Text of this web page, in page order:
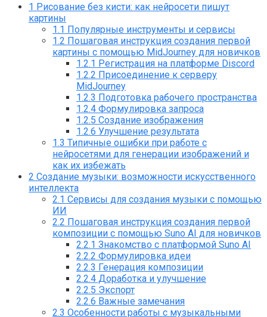
1 Рисование без кисти: как нейросети пишут
картины
1.1 Популярные инструменты и сервисы
1.2 Пошаговая инструкция создания первой
картины с помощью MidJourney для новичков
1.2.1 Регистрация на платформе Discord
1.2.2 Присоединение к серверу
MidJourney
1.2.3 Подготовка рабочего пространства
1.2.4 Формулировка запроса
1.2.5 Создание изображения
1.2.6 Улучшение результата
1.3 Типичные ошибки при работе с
нейросетями для генерации изображений и
как их избежать
2 Создание музыки: возможности искусственного
интеллекта
2.1 Сервисы для создания музыки с помощью
ИИ
2.2 Пошаговая инструкция создания первой
композиции с помощью Suno AI для новичков
2.2.1 Знакомство с платформой Suno AI
2.2.2 Формулировка идеи
2.2.3 Генерация композиции
2.2.4 Доработка и улучшение
2.2.5 Экспорт
2.2.6 Важные замечания
2.3 Особенности работы с музыкальными